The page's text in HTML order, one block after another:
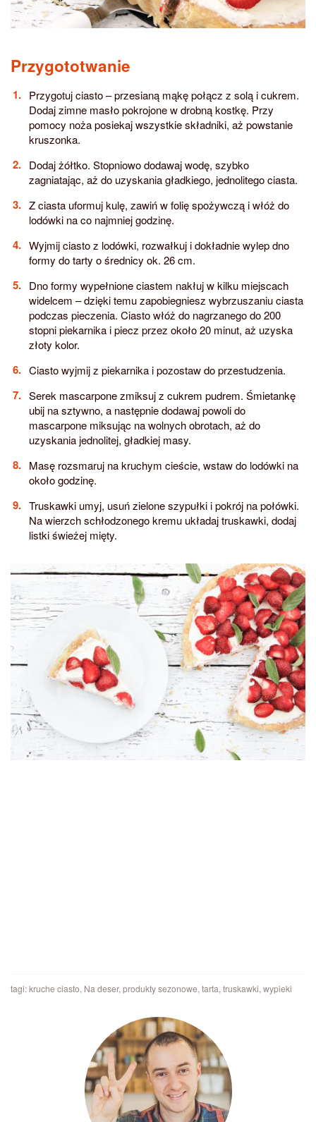
Przygototwanie
Przygotuj ciasto – przesianą mąkę połącz z solą i cukrem.
Dodaj zimne masło pokrojone w drobną kostkę. Przy
pomocy noża posiekaj wszystkie składniki, aż powstanie
kruszonka.
Dodaj żółtko. Stopniowo dodawaj wodę, szybko
zagniatając, aż do uzyskania gładkiego, jednolitego ciasta.
Z ciasta uformuj kulę, zawiń w folię spożywczą i włóż do
lodówki na co najmniej godzinę.
Wyjmij ciasto z lodówki, rozwałkuj i dokładnie wylep dno
formy do tarty o średnicy ok. 26 cm.
Dno formy wypełnione ciastem nakłuj w kilku miejscach
widelcem – dzięki temu zapobiegniesz wybrzuszaniu ciasta
podczas pieczenia. Ciasto włóż do nagrzanego do 200
stopni piekarnika i piecz przez około 20 minut, aż uzyska
złoty kolor.
Ciasto wyjmij z piekarnika i pozostaw do przestudzenia.
Serek mascarpone zmiksuj z cukrem pudrem. Śmietankę
ubij na sztywno, a następnie dodawaj powoli do
mascarpone miksując na wolnych obrotach, aż do
uzyskania jednolitej, gładkiej masy.
Masę rozsmaruj na kruchym cieście, wstaw do lodówki na
około godzinę.
Truskawki umyj, usuń zielone szypułki i pokrój na połówki.
Na wierzch schłodzonego kremu układaj truskawki, dodaj
listki świeżej mięty.
tagi:kruche ciasto, Na deser, produkty sezonowe, tarta, truskawki, wypieki